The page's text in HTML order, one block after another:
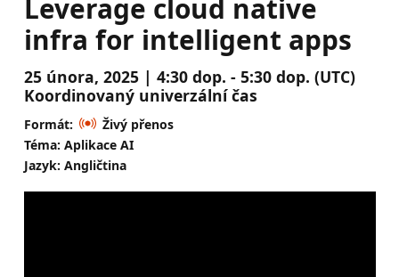
Leverage cloud native
infra for intelligent apps
25 února, 2025 | 4:30 dop. - 5:30 dop. (UTC)
Koordinovaný univerzální čas
Formát:
Živý přenos
Téma: Aplikace AI
Jazyk: Angličtina